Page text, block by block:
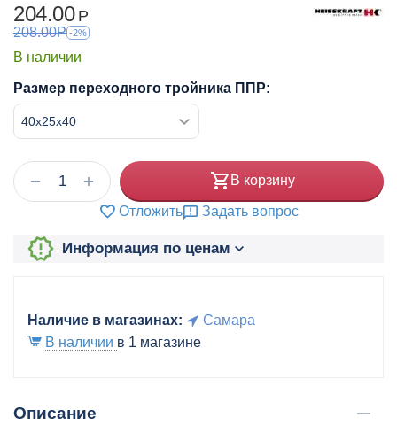
204.00 Р
208.00Р -2%
В наличии
Размер переходного тройника ППР:
+
− В корзину
Отложить Задать вопрос
Информация по ценам
Наличие в магазинах:
Самара
В наличии в 1 магазине
Описание